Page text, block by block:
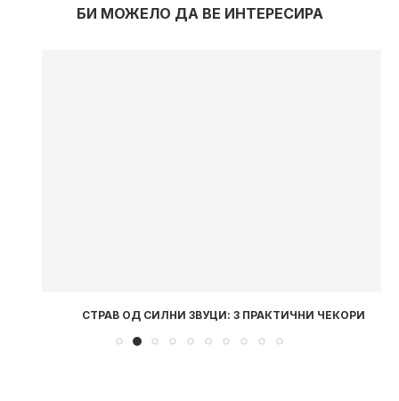
БИ МОЖЕЛО ДА ВЕ ИНТЕРЕСИРА
СТРАВ ОД СИЛНИ ЗВУЦИ: 3 ПРАКТИЧНИ ЧЕКОРИ